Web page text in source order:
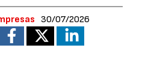
30/07/2026